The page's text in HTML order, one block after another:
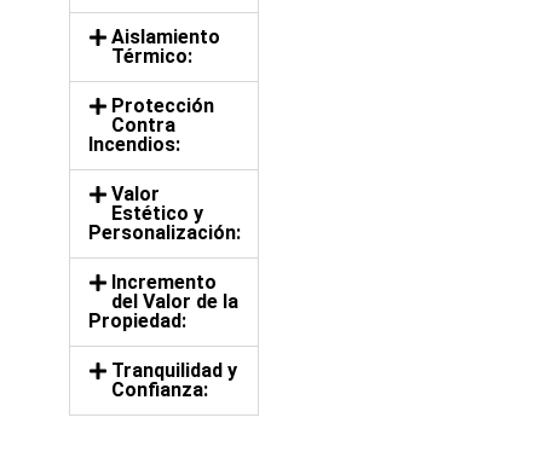
Aislamiento
Térmico:
Protección
Contra
Incendios:
Valor
Estético y
Personalización:
Incremento
del Valor de la
Propiedad:
Tranquilidad y
Confianza: